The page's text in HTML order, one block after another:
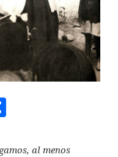
al menos